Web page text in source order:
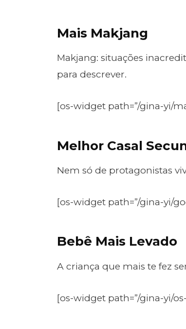
Mais Makjang
Makjang: situações
para descrever.
[os-widget path=”/gina-yi/
Melhor Casal
Nem só de protagonistas
[os-widget path=”/gina-yi/
Bebê Mais Levado
A criança que mais te fez
[os-widget path=”/gina-yi/